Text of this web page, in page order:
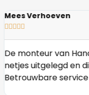
Mees Verhoeven
    
De monteur van
netjes uitgelegd en
Betrouwbare